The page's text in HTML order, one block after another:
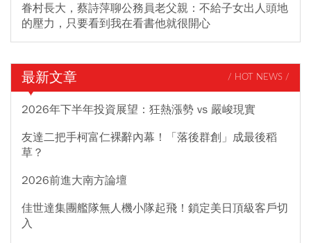
眷村長大，蔡詩萍聊公務員老父親：不給子女出人頭地
的壓力，只要看到我在看書他就很開心
最新文章 / HOT NEWS /
2026年下半年投資展望：狂熱漲勢 vs 嚴峻現實
友達二把手柯富仁裸辭內幕！「落後群創」成最後稻
草？
2026前進大南方論壇
佳世達集團艦隊無人機小隊起飛！鎖定美日頂級客戶切
入